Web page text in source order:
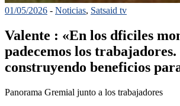
01/05/2026 - Noticias, Satsaid tv
Valente : «En los dficiles
padecemos los trabajadores.
construyendo beneficios
Panorama Gremial junto a los trabajadores